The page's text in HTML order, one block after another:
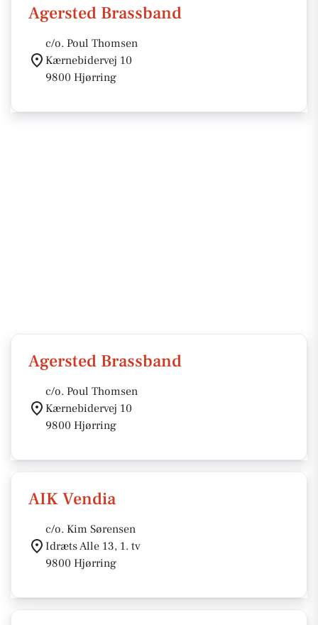
Agersted Brassband
c/o. Poul Thomsen
Kærnebidervej 10
9800 Hjørring
Agersted Brassband
c/o. Poul Thomsen
Kærnebidervej 10
9800 Hjørring
AIK Vendia
c/o. Kim Sørensen
Idræts Alle 13, 1. tv
9800 Hjørring